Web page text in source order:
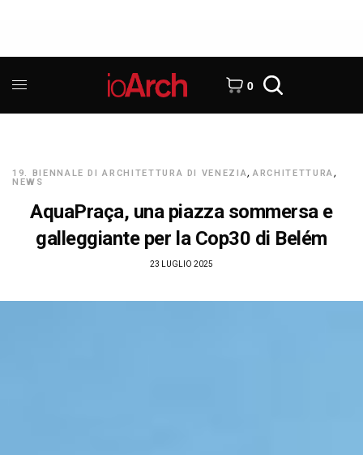
0
19. BIENNALE DI ARCHITETTURA DI VENEZIA, ARCHITETTURA,
NEWS
AquaPraça, una piazza sommersa e
galleggiante per la Cop30 di Belém
23 LUGLIO 2025